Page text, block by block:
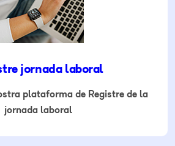
jornada laboral
plataforma de Registre de la
jornada laboral